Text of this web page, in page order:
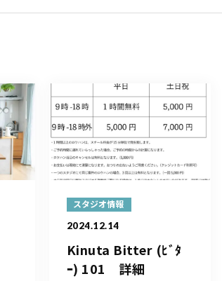
スタジオ情報
2024.12.14
Kinuta Bitter (ﾋﾞﾀ
ｰ) 101 詳細